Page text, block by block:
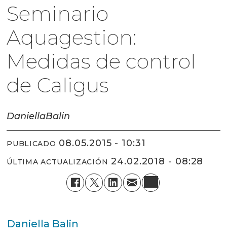
Seminario
Aquagestion:
Medidas de control
de Caligus
DaniellaBalin
PUBLICADO 08.05.2015 - 10:31
ÚLTIMA ACTUALIZACIÓN 24.02.2018 - 08:28
Daniella Balin